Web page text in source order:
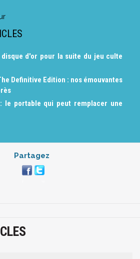
d'or pour la suite du jeu culte
Definitive Edition : nos émouvantes
le portable qui peut remplacer une
Partagez